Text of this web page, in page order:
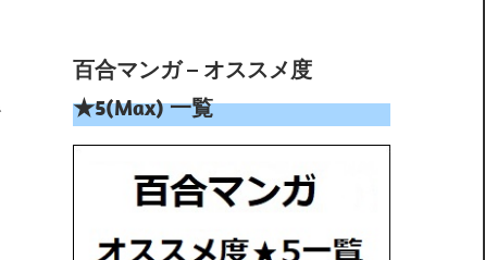
百合マンガ – オススメ度
★5(Max) 一覧